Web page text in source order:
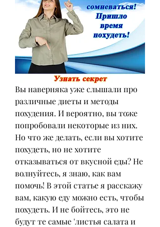
Вы наверняка уже слышали про
различные диеты и методы
похудения. И вероятно, вы тоже
попробовали некоторые из них.
Но что же делать, если вы хотите
похудеть, но не хотите
отказываться от вкусной еды? Не
волнуйтесь, я знаю, как вам
помочь! В этой статье я расскажу
вам, какую еду можно есть, чтобы
похудеть. И не бойтесь, это не
будут те самые 'листья салата и